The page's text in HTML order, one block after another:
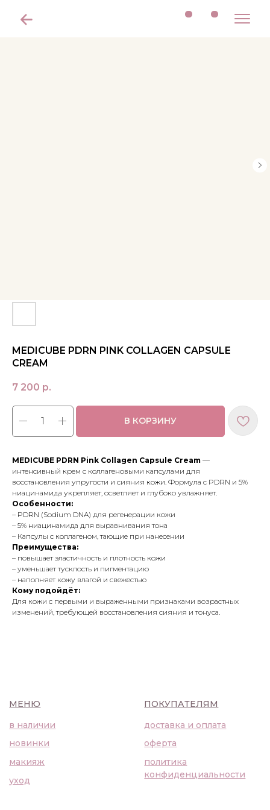
MEDICUBE PDRN PINK COLLAGEN CAPSULE
CREAM
7 200 р.
В КОРЗИНУ
MEDICUBE PDRN Pink Collagen Capsule Cream —
интенсивный крем с коллагеновыми капсулами для
восстановления упругости и сияния кожи. Формула с PDRN и 5%
ниацинамида укрепляет, осветляет и глубоко увлажняет.
Особенности:
– PDRN (Sodium DNA) для регенерации кожи
– 5% ниацинамида для выравнивания тона
– Капсулы с коллагеном, тающие при нанесении
Преимущества:
– повышает эластичность и плотность кожи
– уменьшает тусклость и пигментацию
– наполняет кожу влагой и свежестью
Кому подойдёт:
Для кожи с первыми и выраженными признаками возрастных
изменений, требующей восстановления сияния и тонуса.
О НАС
МЕНЮ
уход
макияж
контакты
оферта
доставка и оплата
в наличии